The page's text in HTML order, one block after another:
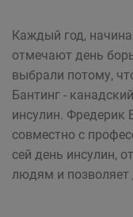
Каждый год,
отмечают день
выбрали потому,
Бантинг -
инсулин. Фредерик
совместно с
сей день инсулин,
людям и позволяет